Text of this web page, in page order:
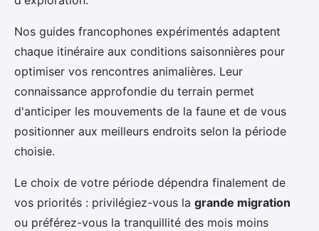
Nos guides francophones expérimentés adaptent
chaque itinéraire aux conditions saisonnières pour
optimiser vos rencontres animalières. Leur
connaissance approfondie du terrain permet
d'anticiper les mouvements de la faune et de vous
positionner aux meilleurs endroits selon la période
choisie.
Le choix de votre période dépendra finalement de
vos priorités : privilégiez-vous la grande migration
ou préférez-vous la tranquillité des mois moins